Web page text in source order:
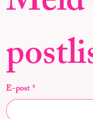
E-post*